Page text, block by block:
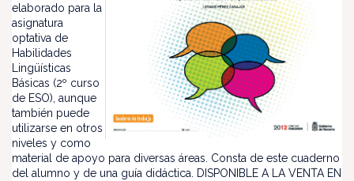
elaborado para la
asignatura
optativa de
Habilidades
Lingüísticas
Básicas (2º curso
de ESO), aunque
también puede
utilizarse en otros
niveles y como
material de apoyo para diversas áreas. Consta de este cuaderno
del alumno y de una guía didáctica. DISPONIBLE A LA VENTA EN